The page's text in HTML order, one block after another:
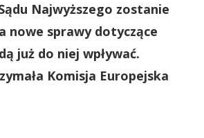
Najwyższego zostanie
nowe sprawy dotyczące
już do niej wpływać.
Komisja Europejska